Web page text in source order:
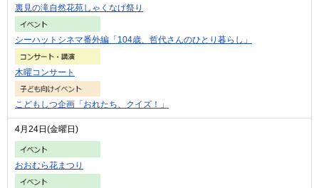
裏見の滝自然花苑しゃくなげ祭り
シーハットシネマ番外編「104歳、哲代さんのひとり暮らし」
木曜コンサート
こどもしつ企画「おれたち、クイズ！」
4月24日(金曜日)
おおむら花まつり